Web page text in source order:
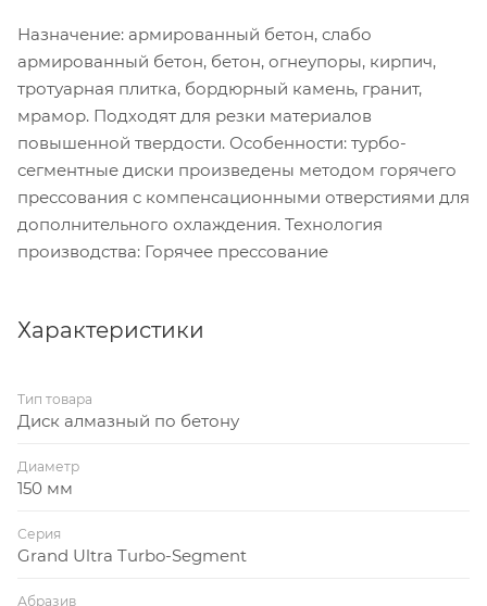
Назначение: армированный бетон, слабо
армированный бетон, бетон, огнеупоры, кирпич,
тротуарная плитка, бордюрный камень, гранит,
мрамор. Подходят для резки материалов
повышенной твердости. Особенности: турбо-
сегментные диски произведены методом горячего
прессования с компенсационными отверстиями для
дополнительного охлаждения. Технология
производства: Горячее прессование
Характеристики
Тип товара
Диск алмазный по бетону
Диаметр
150 мм
Серия
Grand Ultra Turbo-Segment
Абразив